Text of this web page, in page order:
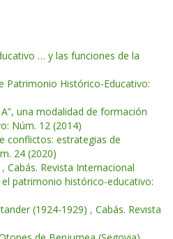
… y las funciones de la
Patrimonio Histórico-Educativo:
A”, una modalidad de formación
Núm. 12 (2014)
conflictos: estrategias de
24 (2020)
, Cabás. Revista Internacional
patrimonio histórico-educativo:
(1924-1929) , Cabás. Revista